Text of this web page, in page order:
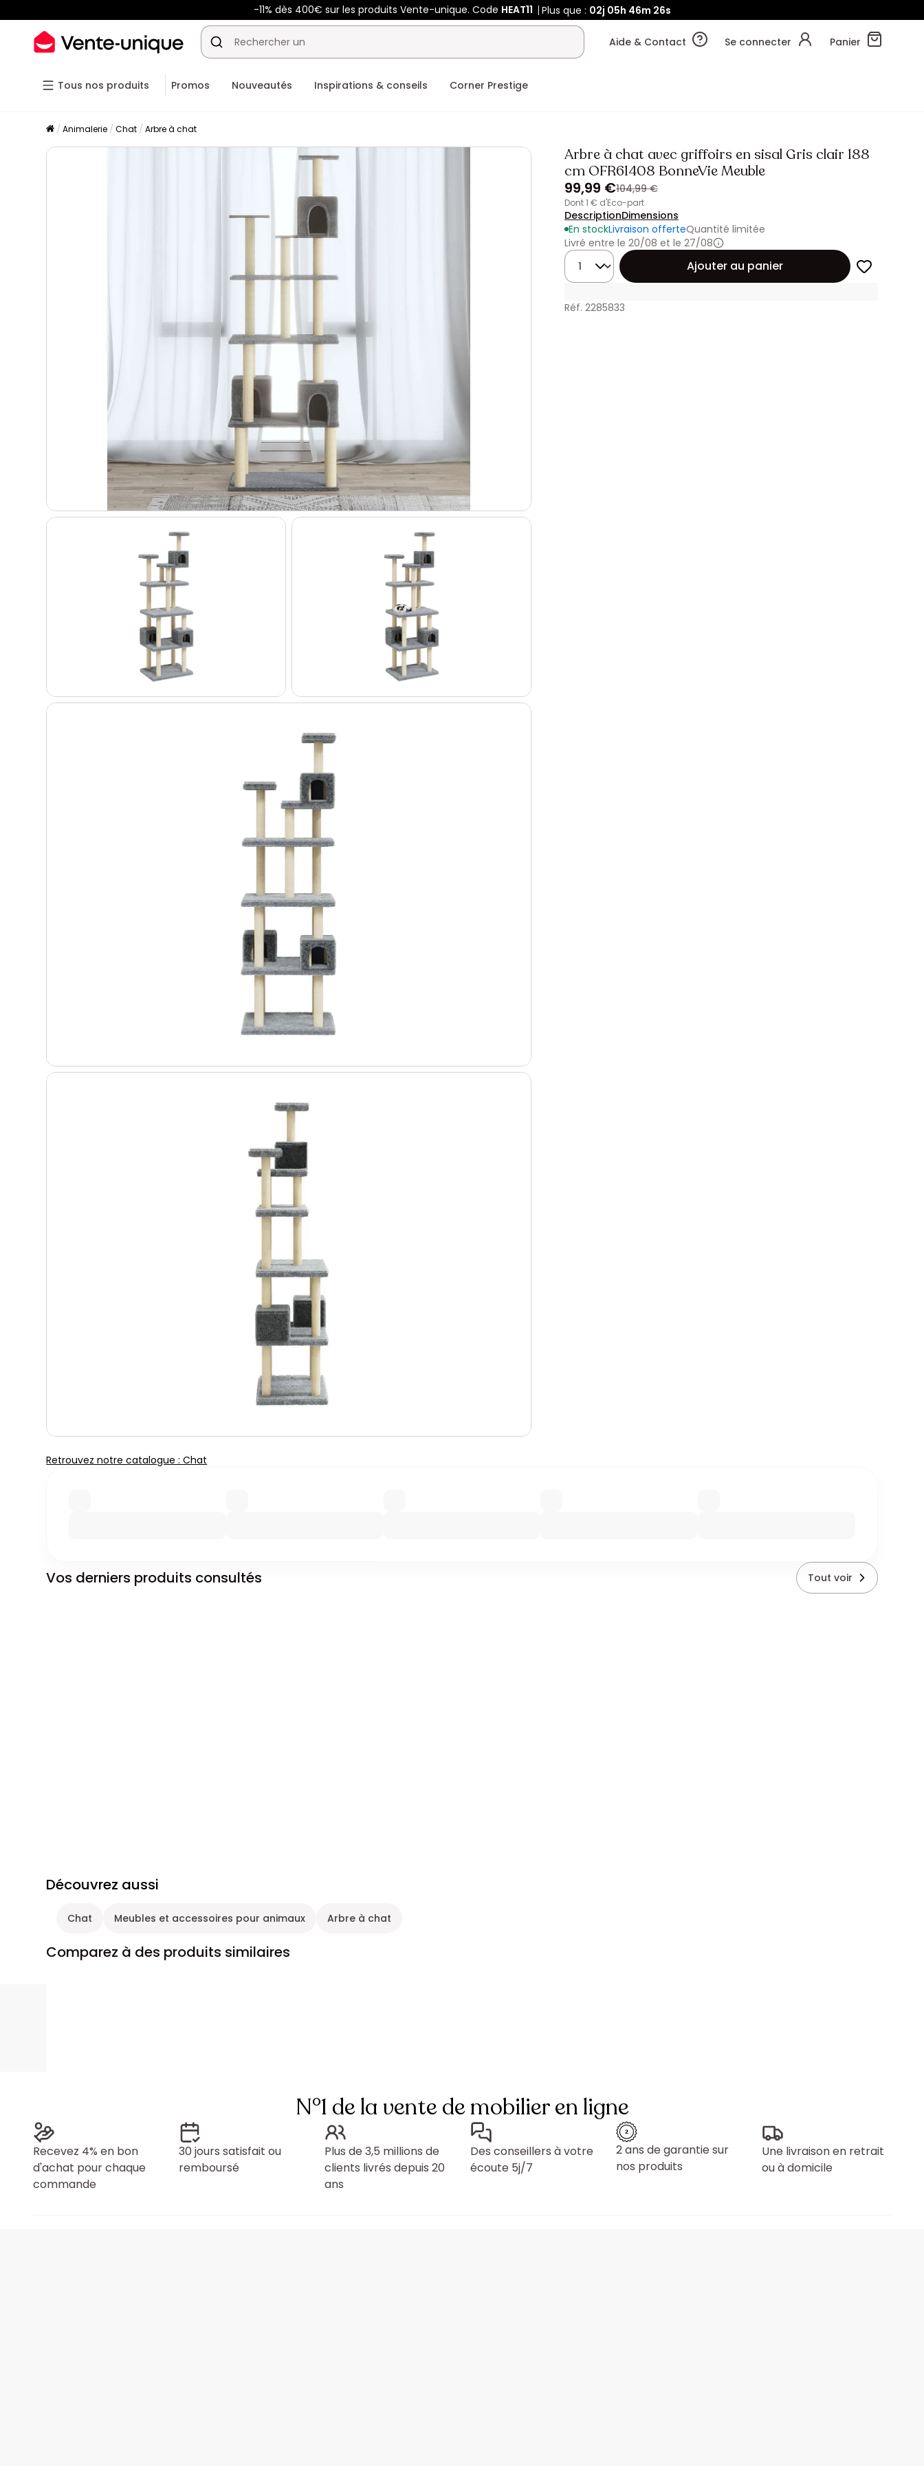
-11% dès 400€ sur les produits Vente-unique. Code HEAT11 Plus que : 02j 05h 46m 25s
Aide & Contact Se connecter Panier
Tous nos produits Promos Nouveautés Inspirations & conseils Corner Prestige
Animalerie Chat Arbre à chat
Arbre à chat avec griffoirs en sisal Gris clair 188
cm OFR61408 BonneVie Meuble
99,99 €104,99 €
dont 1 € d'Eco-part
DescriptionDimensions
En stockLivraison offerteQuantité limitée
Livré entre le 20/08 et le 27/08
Quantité
Ajouter au panier
Réf. 2285833
Retrouvez notre catalogue : Chat
Vos derniers produits consultés Tout voir
Découvrez aussi
Chat Meubles et accessoires pour animaux Arbre à chat
Comparez à des produits similaires
N°1 de la vente de mobilier en ligne
Recevez 4% en bon
d'achat pour chaque
commande
30 jours satisfait ou
remboursé
Plus de 3,5 millions de
clients livrés depuis 20
ans
Des conseillers à votre
écoute 5j/7
2 ans de garantie sur
nos produits
Une livraison en retrait
ou à domicile